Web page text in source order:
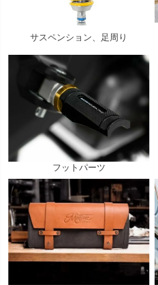
サスペンション、足周り
フットパーツ